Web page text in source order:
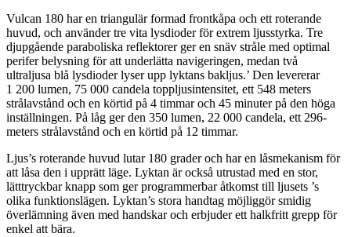
Vulcan 180 har en triangulär formad frontkåpa och ett roterande
huvud, och använder tre vita lysdioder för extrem ljusstyrka. Tre
djupgående paraboliska reflektorer ger en snäv stråle med optimal
perifer belysning för att underlätta navigeringen, medan två
ultraljusa blå lysdioder lyser upp lyktans bakljus.’ Den levererar
1 200 lumen, 75 000 candela toppljusintensitet, ett 548 meters
strålavstånd och en körtid på 4 timmar och 45 minuter på den höga
inställningen. På låg ger den 350 lumen, 22 000 candela, ett 296-
meters strålavstånd och en körtid på 12 timmar.
Ljus’s roterande huvud lutar 180 grader och har en låsmekanism för
att låsa den i upprätt läge. Lyktan är också utrustad med en stor,
lätttryckbar knapp som ger programmerbar åtkomst till ljusets ’s
olika funktionslägen. Lyktan’s stora handtag möjliggör smidig
överlämning även med handskar och erbjuder ett halkfritt grepp för
enkel att bära.